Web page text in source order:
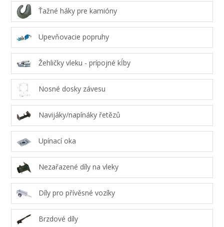
Ťažné háky pre kamióny
Upevňovacie popruhy
Žehličky vleku - prípojné kĺby
Nosné dosky závesu
Navijáky/napínáky řetězů
Upínací oka
Nezařazené díly na vleky
Díly pro přívěsné vozíky
Brzdové díly